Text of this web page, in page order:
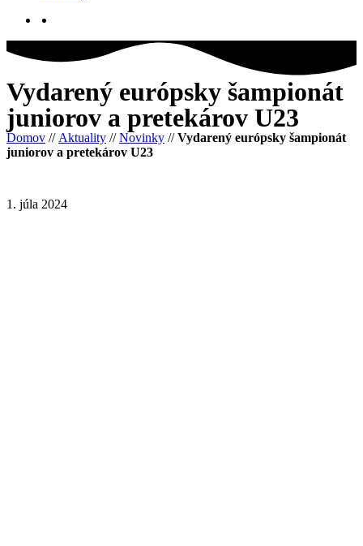
Vydarený európsky šampionát
juniorov a pretekárov U23
Domov // Aktuality //Novinky //Vydarený európsky šampionát
juniorov a pretekárov U23
1. júla 2024